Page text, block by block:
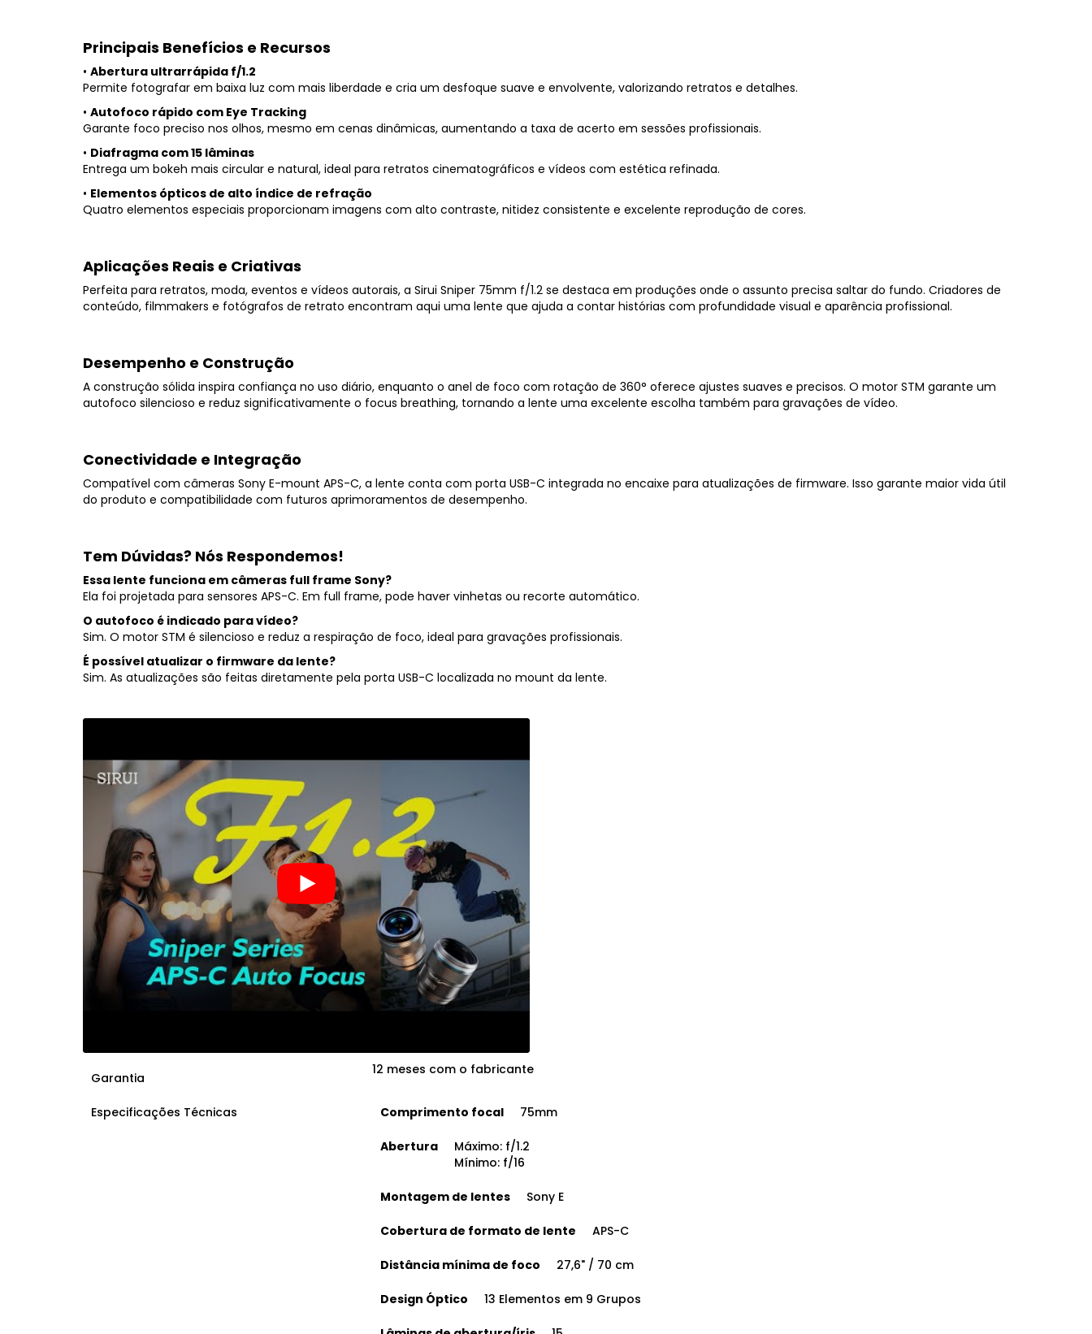
Garantia
12 meses com o fabricante
Especificações Técnicas Comprimento focal 75mm
Abertura
Máximo: f/1.2
Mínimo: f/16
Montagem de lentes Sony E
Cobertura de formato de lente APS-C
Distância mínima de foco 27,6" / 70 cm
Design Óptico 13 Elementos em 9 Grupos
Principais Benefícios e Recursos
• Abertura ultrarrápida f/1.2
Permite fotografar em baixa luz com mais liberdade e cria um desfoque suave e envolvente, valorizando retratos e detalhes.
• Autofoco rápido com Eye Tracking
Garante foco preciso nos olhos, mesmo em cenas dinâmicas, aumentando a taxa de acerto em sessões profissionais.
• Diafragma com 15 lâminas
Entrega um bokeh mais circular e natural, ideal para retratos cinematográficos e vídeos com estética refinada.
• Elementos ópticos de alto índice de refração
Quatro elementos especiais proporcionam imagens com alto contraste, nitidez consistente e excelente reprodução de cores.
Aplicações Reais e Criativas
Perfeita para retratos, moda, eventos e vídeos autorais, a Sirui Sniper 75mm f/1.2 se destaca em produções onde o assunto precisa saltar do fundo. Criadores de
conteúdo, filmmakers e fotógrafos de retrato encontram aqui uma lente que ajuda a contar histórias com profundidade visual e aparência profissional.
Desempenho e Construção
A construção sólida inspira confiança no uso diário, enquanto o anel de foco com rotação de 360° oferece ajustes suaves e precisos. O motor STM garante um
autofoco silencioso e reduz significativamente o focus breathing, tornando a lente uma excelente escolha também para gravações de vídeo.
Conectividade e Integração
Compatível com câmeras Sony E-mount APS-C, a lente conta com porta USB-C integrada no encaixe para atualizações de firmware. Isso garante maior vida útil
do produto e compatibilidade com futuros aprimoramentos de desempenho.
Tem Dúvidas? Nós Respondemos!
Essa lente funciona em câmeras full frame Sony?
Ela foi projetada para sensores APS-C. Em full frame, pode haver vinhetas ou recorte automático.
O autofoco é indicado para vídeo?
Sim. O motor STM é silencioso e reduz a respiração de foco, ideal para gravações profissionais.
É possível atualizar o firmware da lente?
Sim. As atualizações são feitas diretamente pela porta USB-C localizada no mount da lente.